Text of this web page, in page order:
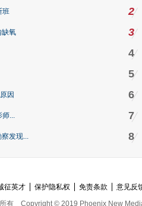
班
缺氧
因
师...
发现...
2
3
4
5
6
7
8
征英才 保护隐私权 免责条款 意见反
有 Copyright © 2019 Phoenix New